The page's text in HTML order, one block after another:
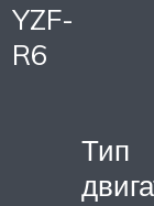
YZF-
R6
Тип